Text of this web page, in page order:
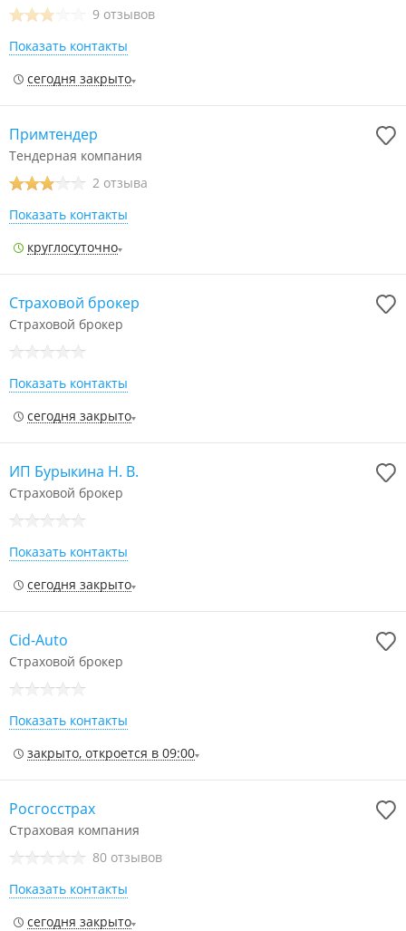
9 отзывов
Показать контакты
сегодня закрыто
Примтендер
Тендерная компания
2 отзыва
Показать контакты
круглосуточно
Страховой брокер
Страховой брокер
Показать контакты
сегодня закрыто
ИП Бурыкина Н. В.
Страховой брокер
Показать контакты
сегодня закрыто
Cid-Auto
Страховой брокер
Показать контакты
закрыто, откроется в 09:00
Росгосстрах
Страховая компания
80 отзывов
Показать контакты
сегодня закрыто